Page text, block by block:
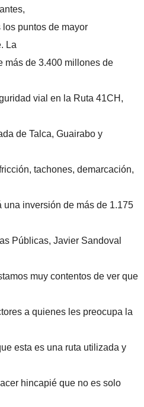
los puntos de mayor
La
más de 3.400 millones de
vial en la Ruta 41CH,
de Talca, Guairabo y
tachones, demarcación,
una inversión de más de 1.175
Públicas, Javier Sandoval
muy contentos de ver que
a quienes les preocupa la
esta es una ruta utilizada y
hincapié que no es solo